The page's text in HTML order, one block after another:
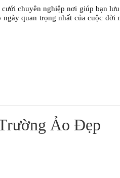
chuyên nghiệp nơi giúp bạn
ngày quan trọng nhất của cuộc
Ảo Đẹp